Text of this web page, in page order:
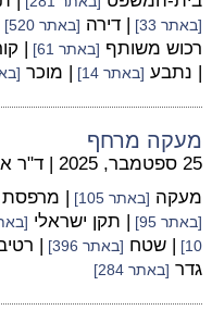
[באתר 33] | דירה [באתר 520]
רכוש משותף [באתר 61] |
| נתבע [באתר 14] | מוכר
מעקה מרחף
25 ספטמבר, 2025 | ד"ר
מעקה [באתר 105] | מרפסת
[באתר 95] | תקן ישראלי [באתר
10]
| שטח [באתר 396] |
גדר [באתר 284]